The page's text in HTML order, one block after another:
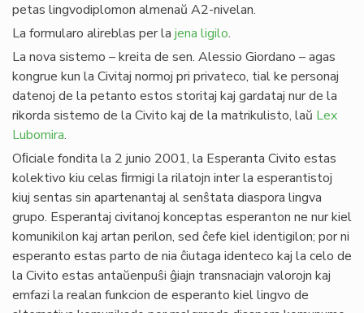
petas lingvodiplomon almenaŭ A2-nivelan.
La formularo alireblas per la jena ligilo.
La nova sistemo – kreita de sen. Alessio Giordano – agas
kongrue kun la Civitaj normoj pri privateco, tial ke personaj
datenoj de la petanto estos storitaj kaj gardataj nur de la
rikorda sistemo de la Civito kaj de la matrikulisto, laŭ Lex
Lubomira.
Oﬁciale fondita la 2 junio 2001, la Esperanta Civito estas
kolektivo kiu celas ﬁrmigi la rilatojn inter la esperantistoj
kiuj sentas sin apartenantaj al senŝtata diaspora lingva
grupo. Esperantaj civitanoj konceptas esperanton ne nur kiel
komunikilon kaj artan perilon, sed ĉefe kiel identigilon; por ni
esperanto estas parto de nia ĉiutaga identeco kaj la celo de
la Civito estas antaŭenpuŝi ĝiajn transnaciajn valorojn kaj
emfazi la realan funkcion de esperanto kiel lingvo de